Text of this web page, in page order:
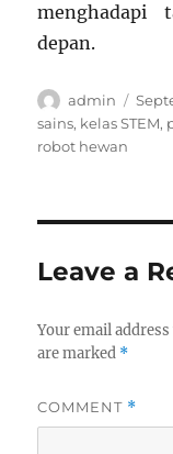
menghadapi
depan.
Author
admin
on
sains, kelas STEM,
robot hewan
Leave a
Your email
are marked *
COMMENT *